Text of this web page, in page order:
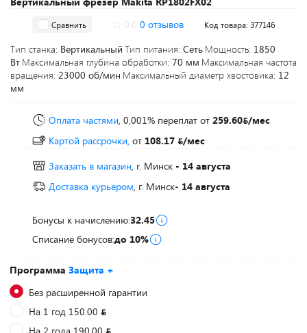
Программа Защита +
Без расширенной гарантии
На 1 год 150.00
На 2 года 190.00
Сравнить 0 отзывов Код товара: 377146
Тип станка: Вертикальный Тип питания: Сеть Мощность: 1850
Вт Максимальная глубина обработки: 70 мм Максимальная частота
вращения: 23000 об/мин Максимальный диаметр хвостовика: 12
мм
Оплата частями, 0,001% переплат от 259.60 /мес
Картой рассрочки, от 108.17
/мес
Заказать в магазин, г. Минск - 14 августа
Доставка курьером, г. Минск- 14 августа
Бонусы к начислению:32.45
Списание бонусов:до 10%